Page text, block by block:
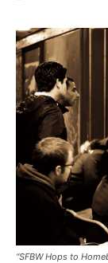
“SFBW Hops to